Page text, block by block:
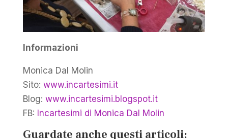
Informazioni
Monica Dal Molin
Sito: www.incartesimi.it
Blog: www.incartesimi.blogspot.it
FB: Incartesimi di Monica Dal Molin
Guardate anche questi articoli: